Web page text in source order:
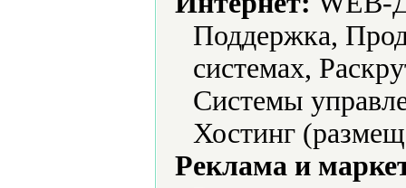
Поддержка,
системах,
Системы
Хостинг
Реклама и